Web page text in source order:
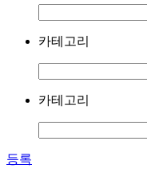
카테고리
카테고리
등록